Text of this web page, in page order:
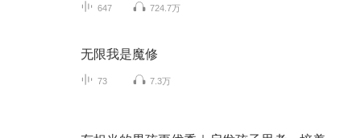
647 724.7万
无限我是魔修
73 7.3万